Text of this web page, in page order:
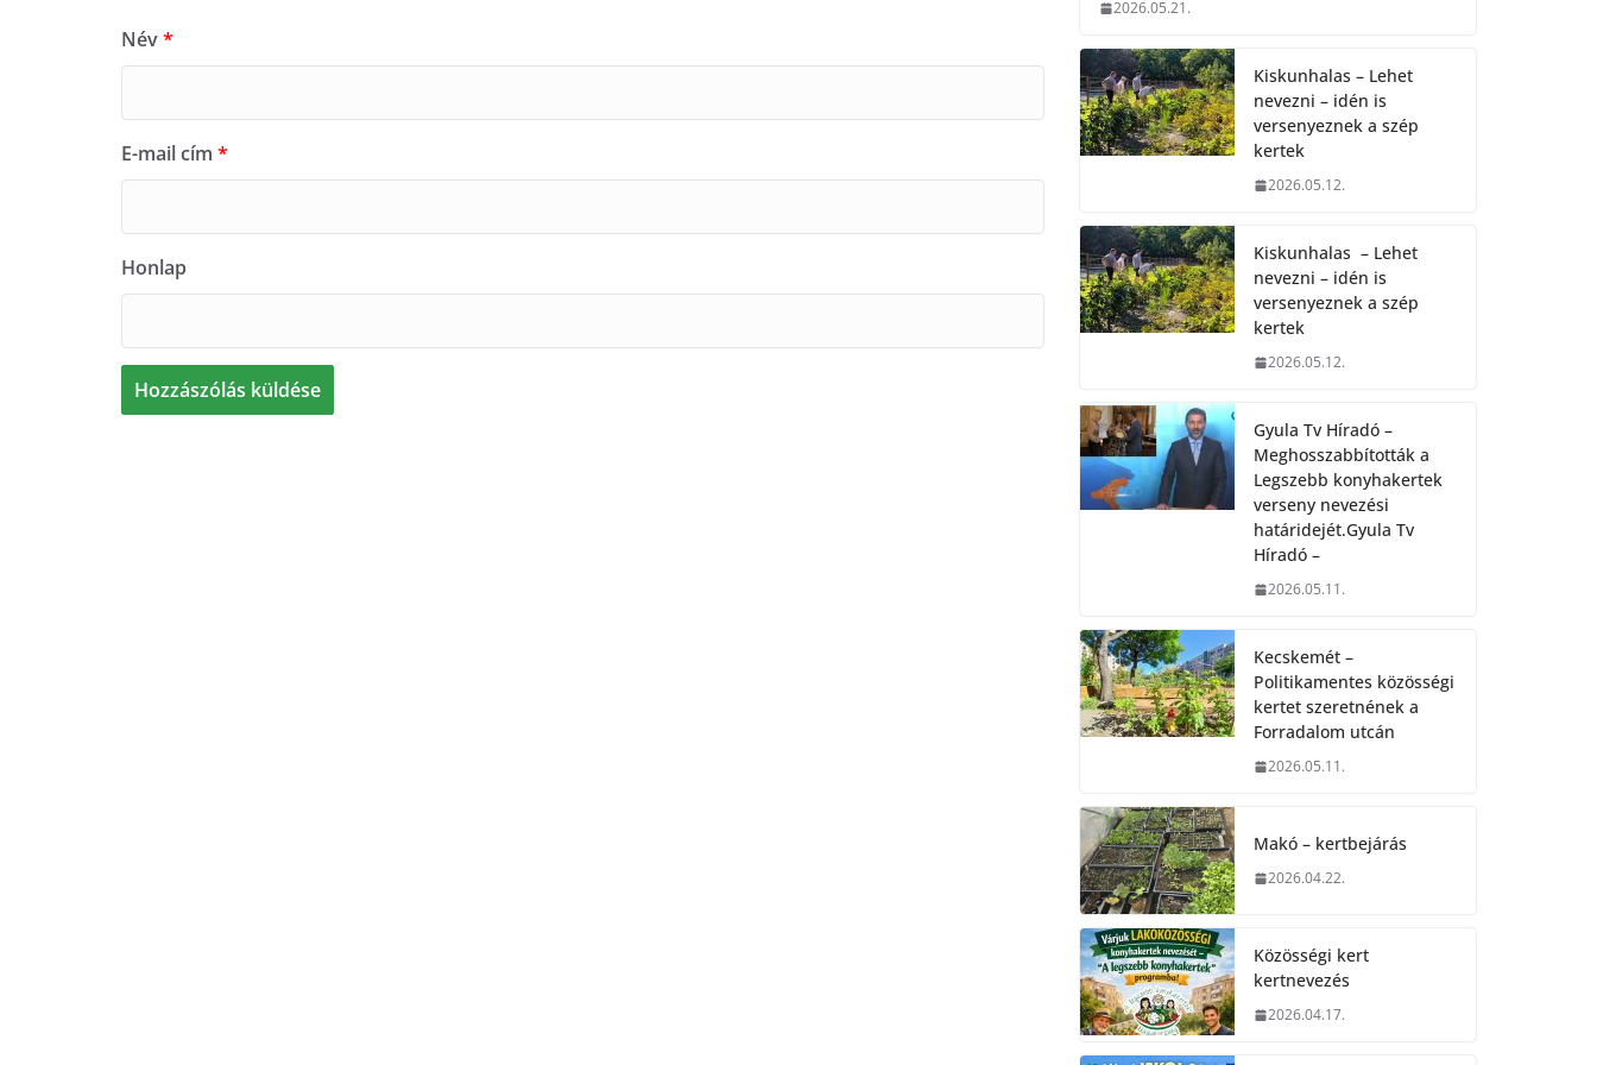
Név*
E-mail cím *
Honlap
2026.05.21.
Kiskunhalas – Lehet
nevezni – idén is
versenyeznek a szép
kertek
2026.05.12.
Kiskunhalas – Lehet
nevezni – idén is
versenyeznek a szép
kertek
2026.05.12.
Gyula Tv Híradó –
Meghosszabbították a
Legszebb konyhakertek
verseny nevezési
határidejét.Gyula Tv
Híradó –
2026.05.11.
Kecskemét –
Politikamentes közösségi
kertet szeretnének a
Forradalom utcán
2026.05.11.
Makó – kertbejárás
2026.04.22.
Közösségi kert
kertnevezés
2026.04.17.